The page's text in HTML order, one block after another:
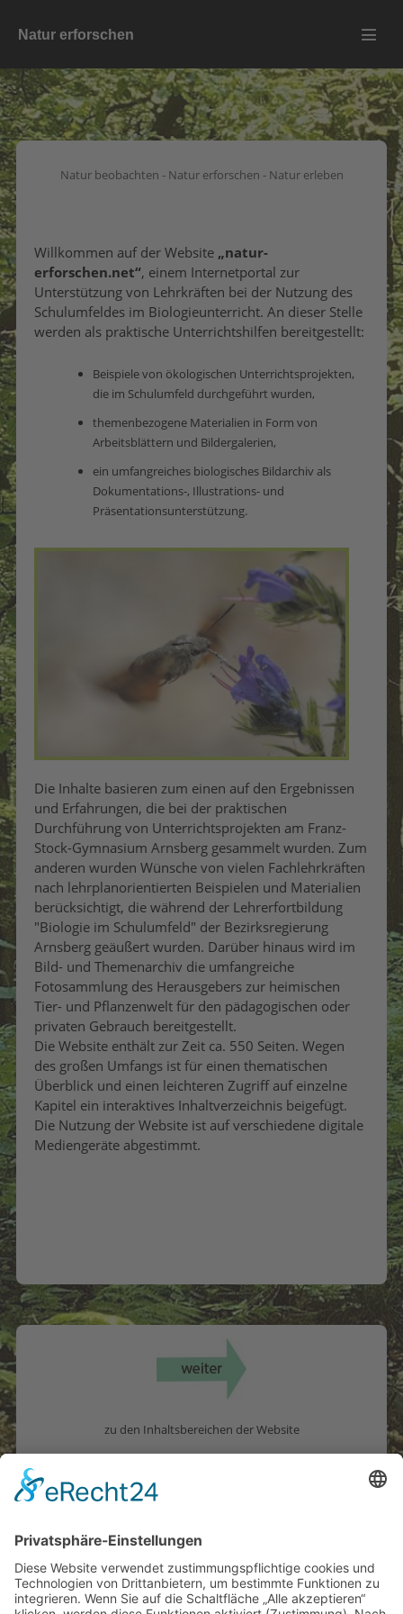
InhaltNatur erforschen
Natur beobachten - Natur erforschen - Natur erleben
Willkommen auf der Website „natur-
erforschen.net“, einem Internetportal zur
Unterstützung von Lehrkräften bei der Nutzung des
Schulumfeldes im Biologieunterricht. An dieser Stelle
werden als praktische Unterrichtshilfen bereitgestellt:
Beispiele von ökologischen Unterrichtsprojekten,
die im Schulumfeld durchgeführt wurden,
themenbezogene Materialien in Form von
Arbeitsblättern und Bildergalerien,
ein umfangreiches biologisches Bildarchiv als
Dokumentations-, Illustrations- und
Präsentationsunterstützung.
Die Inhalte basieren zum einen auf den Ergebnissen
und Erfahrungen, die bei der praktischen
Durchführung von Unterrichtsprojekten am Franz-
Stock-Gymnasium Arnsberg gesammelt wurden. Zum
anderen wurden Wünsche von vielen Fachlehrkräften
nach lehrplanorientierten Beispielen und Materialien
berücksichtigt, die während der Lehrerfortbildung
"Biologie im Schulumfeld" der Bezirksregierung
Arnsberg geäußert wurden. Darüber hinaus wird im
Bild- und Themenarchiv die umfangreiche
Fotosammlung des Herausgebers zur heimischen
Tier- und Pflanzenwelt für den pädagogischen oder
privaten Gebrauch bereitgestellt.
Die Website enthält zur Zeit ca. 550 Seiten. Wegen
des großen Umfangs ist für einen thematischen
Überblick und einen leichteren Zugriff auf einzelne
Kapitel ein interaktives Inhaltverzeichnis beigefügt.
Die Nutzung der Website ist auf verschiedene digitale
Mediengeräte abgestimmt.
zu den Inhaltsbereichen der Website
Herausgeber